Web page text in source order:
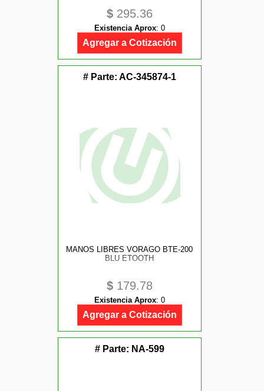
$ 295.36
Existencia Aprox: 0
Agregar a Cotización
# Parte: AC-345874-1
MANOS LIBRES VORAGO BTE-200
BLU ETOOTH
$ 179.78
Existencia Aprox: 0
Agregar a Cotización
# Parte: NA-599